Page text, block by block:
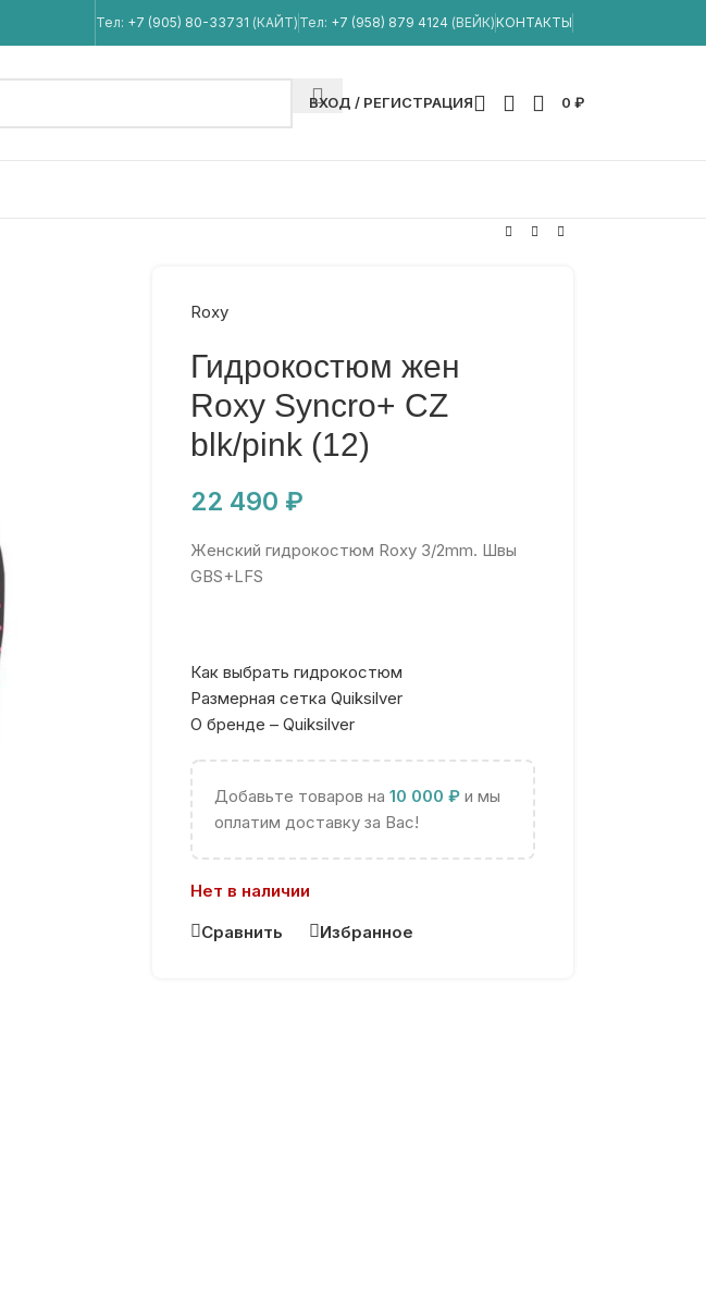
Тел: +7 (905) 80-33731 (КАЙТ) Тел: +7 (958) 879 4124 (ВЕЙК) КОНТАКТЫ
ВХОД / РЕГИСТРАЦИЯ 0 ₽
Roxy
Гидрокостюм жен
Roxy Syncro+ CZ
blk/pink (12)
22 490 ₽
Женский гидрокостюм Roxy 3/2mm. Швы
GBS+LFS
Как выбрать гидрокостюм
Размерная сетка Quiksilver
О бренде – Quiksilver
Добавьте товаров на 10 000 ₽и мы
оплатим доставку за Вас!
Нет в наличии
Сравнить
Избранное